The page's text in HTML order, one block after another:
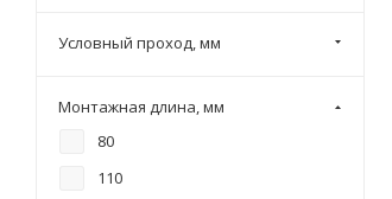
Условный проход, мм
Монтажная длина, мм
80
110